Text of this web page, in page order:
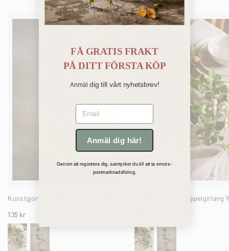
Konstgjord röd Äppelgirlang 90cm
135 kr
FÅ GRATIS FRAKT
PÅDITT FÖRSTA KÖP
Anmäl dig till vårt nyhetsbrev!
Email
Anmäl dig här!
Genom att registrera dig, samtycker du till att ta emot e-
postmarknadsföring.